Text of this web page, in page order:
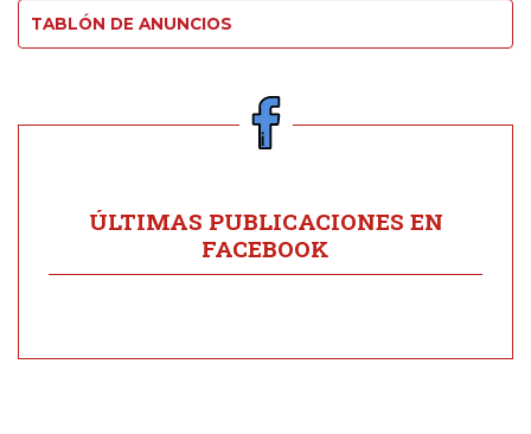
TABLÓN DE ANUNCIOS
ÚLTIMAS PUBLICACIONES EN
FACEBOOK